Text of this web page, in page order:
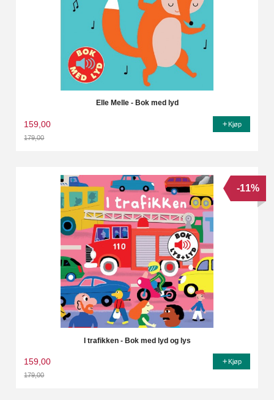
Elle Melle - Bok med lyd
159,00
179,00
Kjøp
I trafikken - Bok med lyd og lys
159,00
179,00
-11%
Kjøp